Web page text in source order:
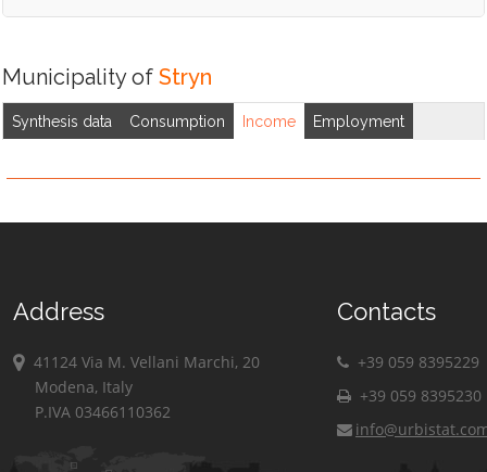
Municipality of Stryn
Synthesis data Consumption Income Employment
Address
41124 Via M. Vellani Marchi, 20
Modena, Italy
P.IVA 03466110362
Contacts
+39 059 8395229
+39 059 8395230